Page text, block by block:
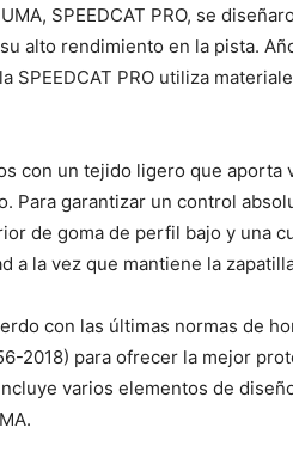
SPEEDCAT PRO, se
alto rendimiento en la pista.
SPEEDCAT PRO utiliza
con un tejido ligero que aporta
Para garantizar un control
de goma de perfil bajo y una
a la vez que mantiene la
con las últimas normas de
2018) para ofrecer la mejor
varios elementos de